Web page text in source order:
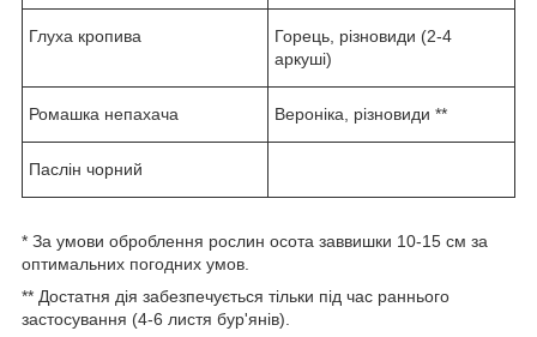
Глуха кропива
Горець, різновиди (2-4
аркуші)
Ромашка непахача Вероніка, різновиди **
Паслін чорний
* За умови оброблення рослин осота заввишки 10-15 см за
оптимальних погодних умов.
** Достатня дія забезпечується тільки під час раннього
застосування (4-6 листя бур'янів).